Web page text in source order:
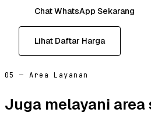
Chat WhatsApp Sekarang
Lihat Daftar Harga
05 — Area Layanan
Juga melayani area